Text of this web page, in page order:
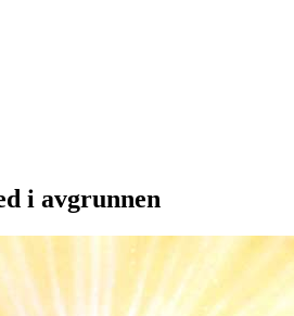
i avgrunnen